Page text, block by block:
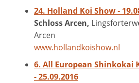
24. Holland Koi Show -
Schloss Arcen,
Arcen
www.hollandkoishow.nl
6. All European Shinkokai
- 25.09.2016